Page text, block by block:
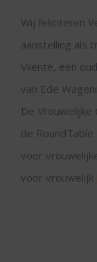
Wij feliciteren
aanstelling als
Vilente, een
van Ede
De Vrouwelijke
de
voor
voor vrouwelijk